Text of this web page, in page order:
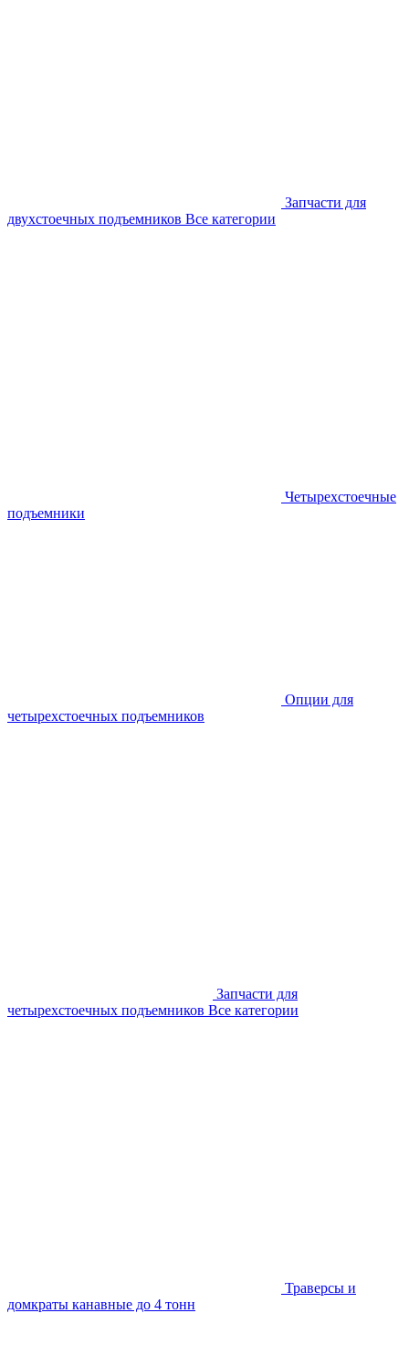
Запчасти для
двухстоечных подъемников Все категории
Четырехстоечные
подъемники
Опции для
четырехстоечных подъемников
Запчасти для
четырехстоечных подъемников Все категории
Траверсы и
домкраты канавные до 4 тонн